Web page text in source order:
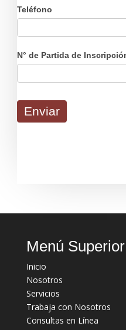
Teléfono
N° de Partida de
Enviar
Menú Superior
Inicio
Nosotros
Servicios
Trabaja con Nosotros
Consultas en Línea